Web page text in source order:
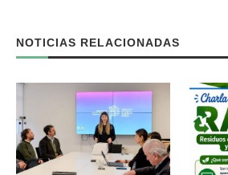
NOTICIAS RELACIONADAS